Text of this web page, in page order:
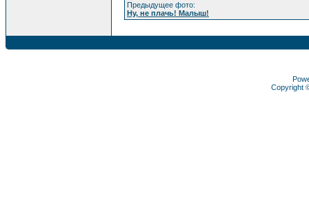
Предыдущее фото:
Ну, не плачь! Малыш!
Copyright